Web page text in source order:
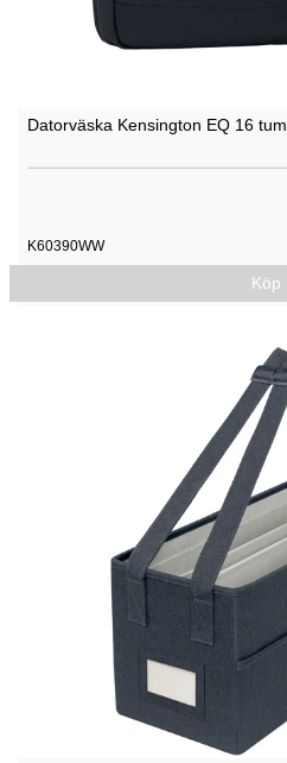
Datorväska Kensington EQ 16 tum
K60390WW
Köp